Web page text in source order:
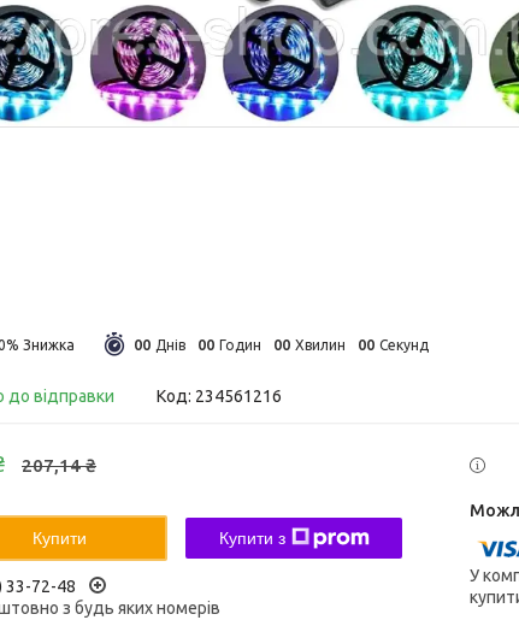
00 Днів 00 Годин 00 Хвилин 00 Секунд
до відправки Код: 234561216
207,14 ₴
Купити Купити з
33-72-48
з будь яких номерів
У